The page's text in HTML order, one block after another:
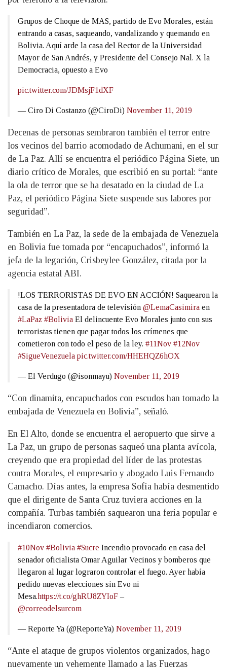
Grupos de Choque de MAS, partido de Evo Morales, están
entrando a casas, saqueando, vandalizando y quemando en
Bolivia. Aquí arde la casa del Rector de la Universidad
Mayor de San Andrés, y Presidente del Consejo Nal. X la
Democracia, opuesto a Evo
pic.twitter.com/JDMsjF1dXF
— Ciro Di Costanzo (@CiroDi) November 11, 2019
Decenas de personas sembraron también el terror entre
los vecinos del barrio acomodado de Achumani, en el sur
de La Paz. Allí se encuentra el periódico Página Siete, un
diario crítico de Morales, que escribió en su portal: “ante
la ola de terror que se ha desatado en la ciudad de La
Paz, el periódico Página Siete suspende sus labores por
seguridad”.
También en La Paz, la sede de la embajada de Venezuela
en Bolivia fue tomada por “encapuchados”, informó la
jefa de la legación, Crisbeylee González, citada por la
agencia estatal ABI.
!LOS TERRORISTAS DE EVO EN ACCIÓN! Saquearon la
casa de la presentadora de televisión @LemaCasimira en
#LaPaz #Bolivia El delincuente Evo Morales junto con sus
terroristas tienen que pagar todos los crímenes que
cometieron con todo el peso de la ley. #11Nov #12Nov
#SigueVenezuela pic.twitter.com/HHEHQZ6hOX
— El Verdugo (@isonmayu) November 11, 2019
“Con dinamita, encapuchados con escudos han tomado la
embajada de Venezuela en Bolivia”, señaló.
En El Alto, donde se encuentra el aeropuerto que sirve a
La Paz, un grupo de personas saqueó una planta avícola,
creyendo que era propiedad del líder de las protestas
contra Morales, el empresario y abogado Luis Fernando
Camacho. Días antes, la empresa Sofía había desmentido
que el dirigente de Santa Cruz tuviera acciones en la
compañía. Turbas también saquearon una feria popular e
incendiaron comercios.
#10Nov #Bolivia #Sucre Incendio provocado en casa del
senador oficialista Omar Aguilar Vecinos y bomberos que
llegaron al lugar lograron controlar el fuego. Ayer había
pedido nuevas elecciones sin Evo ni
Mesa.https://t.co/ghRU8ZYIoF –
@correodelsurcom
— Reporte Ya (@ReporteYa) November 11, 2019
“Ante el ataque de grupos violentos organizados, hago
nuevamente un vehemente llamado a las Fuerzas